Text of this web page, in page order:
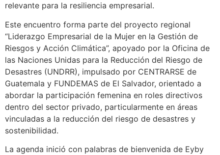
relevante para la resiliencia empresarial.
Este encuentro forma parte del proyecto regional
“Liderazgo Empresarial de la Mujer en la Gestión de
Riesgos y Acción Climática”, apoyado por la Oficina de
las Naciones Unidas para la Reducción del Riesgo de
Desastres (UNDRR), impulsado por CENTRARSE de
Guatemala y FUNDEMAS de El Salvador, orientado a
abordar la participación femenina en roles directivos
dentro del sector privado, particularmente en áreas
vinculadas a la reducción del riesgo de desastres y
sostenibilidad.
La agenda inició con palabras de bienvenida de Eyby